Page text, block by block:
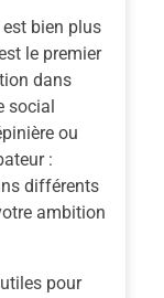
bien plus
le premier
dans
social
ou
:
différents
ambition
pour